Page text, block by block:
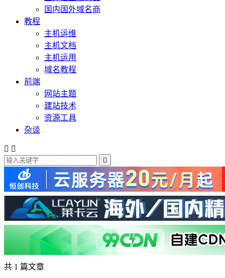
国内国外域名商
教程
主机运维
主机文档
主机运用
域名教程
前端
网站主题
建站技术
资源工具
杂谈
 

共 1 篇文章